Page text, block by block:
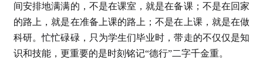
间安排地满满的，不是在课室，就是在备课；不是在回家
的路上，就是在准备上课的路上；不是在上课，就是在做
科研。忙忙碌碌，只为学生们毕业时，带走的不仅仅是知
识和技能，更重要的是时刻铭记“德行”二字千金重。